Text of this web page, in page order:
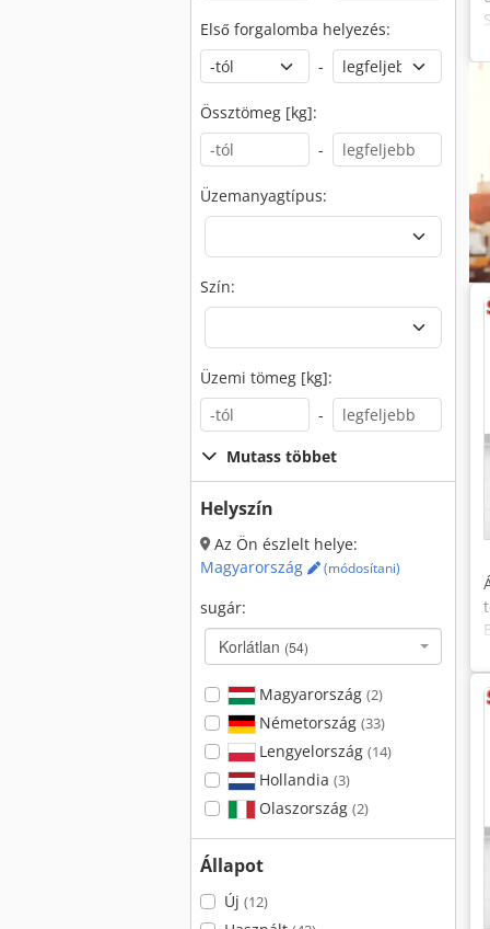
Első forgalomba helyezés:
-
Össztömeg [kg]:
-
Üzemanyagtípus:
Szín:
Üzemi tömeg [kg]:
-
Mutass többet
Helyszín
Az Ön észlelt helye:
Magyarország
(módosítani)
sugár:
Korlátlan (54)
Magyarország (2)
Németország (33)
Lengyelország (14)
Hollandia (3)
Olaszország (2)
Állapot
Új (12)